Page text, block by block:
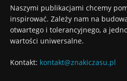
Naszymi publikacjami chcemy
inspirować. Zależy nam na
otwartego i tolerancyjnego, a
wartości uniwersalne.
Kontakt: kontakt@znakiczasu.pl